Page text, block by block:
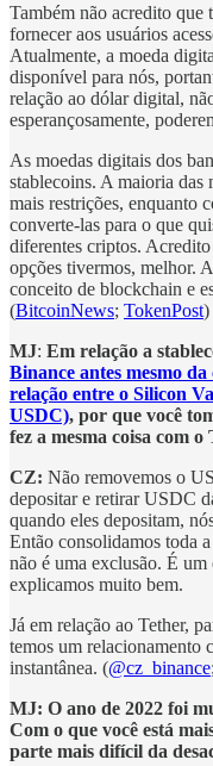
Também não acredito que
fornecer aos usuários
Atualmente, a moeda
disponível para nós,
relação ao dólar digital,
esperançosamente,
As moedas digitais dos
stablecoins. A maioria das
mais restrições, enquanto
converte-las para o que
diferentes criptos.
opções tivermos, melhor.
conceito de blockchain e
(BitcoinNews; TokenPost)
MJ: Em relação a
Binance antes mesmo
relação entre o Silicon
USDC), por que você
fez a mesma coisa com
CZ: Não removemos o
depositar e retirar USDC
quando eles depositam,
Então consolidamos toda
não é uma exclusão. É
explicamos muito bem.
Já em relação ao Tether,
temos um relacionamento
instantânea. (@cz_binance;
MJ: O ano de 2022 foi
Com o que você está
parte mais difícil da